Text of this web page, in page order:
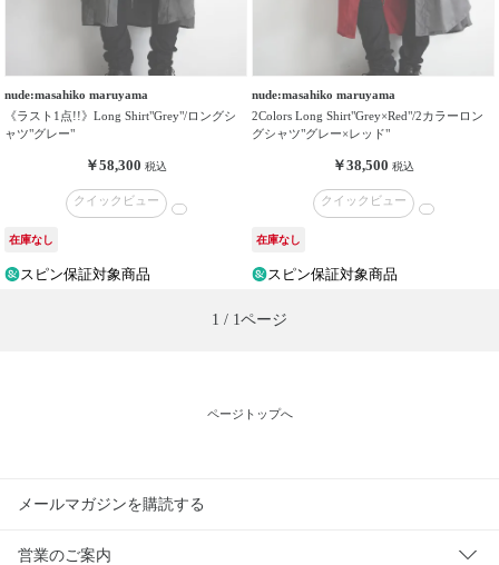
nude:masahiko maruyama
《ラスト1点!!》Long Shirt"Grey"/ロングシ
ャツ"グレー"
￥58,300 税込
クイックビュー
在庫なし
スピン保証対象商品
nude:masahiko maruyama
2Colors Long Shirt"Grey×Red"/2カラーロン
グシャツ"グレー×レッド"
￥38,500 税込
クイックビュー
在庫なし
スピン保証対象商品
1 / 1ページ
ページトップへ
メールマガジンを購読する
営業のご案内